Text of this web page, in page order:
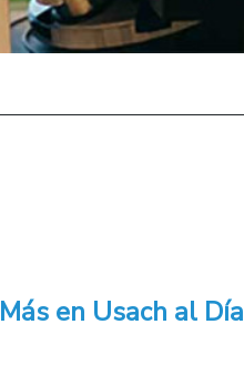
Más en Usach al Día